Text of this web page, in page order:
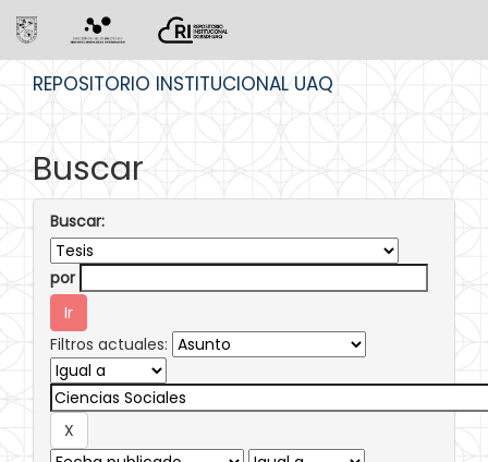
REPOSITORIO INSTITUCIONAL UAQ
Buscar
Buscar:
por
Filtros actuales: